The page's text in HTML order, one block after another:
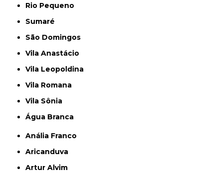
Rio Pequeno
Sumaré
São Domingos
Vila Anastácio
Vila Leopoldina
Vila Romana
Vila Sônia
Água Branca
Anália Franco
Aricanduva
Artur Alvim